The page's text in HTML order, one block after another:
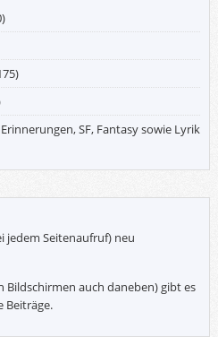
SF, Fantasy sowie Lyrik
jedem Seitenaufruf) neu
auch daneben) gibt es
Beiträge.